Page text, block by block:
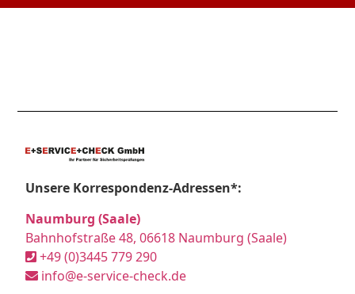
Unsere Korrespondenz-Adressen*:
Naumburg (Saale)
Bahnhofstraße 48, 06618 Naumburg (Saale)
+49 (0)3445 779 290
info@e-service-check.de